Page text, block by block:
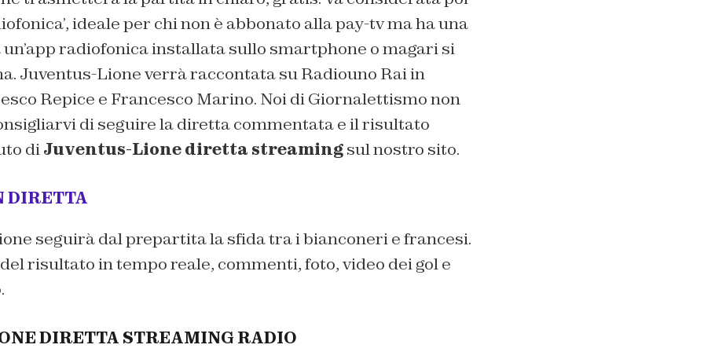
ideale per chi non è abbonato alla pay-tv ma ha una
un’app radiofonica installata sullo smartphone o magari si
Juventus-Lione verrà raccontata su Radiouno Rai in
Repice e Francesco Marino. Noi di Giornalettismo non
di seguire la diretta commentata e il risultato
diJuventus-Lione diretta streamingsul nostro sito.
DIRETTA
seguirà dal prepartita la sfida tra i bianconeri e francesi.
risultato in tempo reale, commenti, foto, video dei gol e
DIRETTA STREAMING RADIO